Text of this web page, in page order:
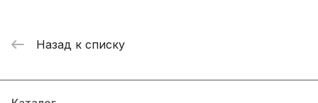
Назад к списку